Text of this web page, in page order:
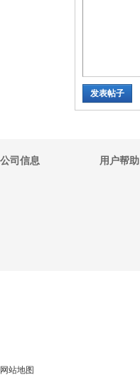
发表帖子
公司信息 用户帮助
网站地图